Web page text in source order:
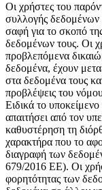
Οι χρήστες του
συλλογής δεδομένων
σαφή για το σκοπό
δεδομένων τους. Οι
προβλεπόμενα
δεδομένα, έχουν
στα δεδομένα τους
προβλέψεις του
Ειδικά το
απαιτήσει από τον
καθυστέρηση τη
χαρακτήρα που το
διαγραφή των
679/2016 ΕΕ). Οι
φορητότητας των